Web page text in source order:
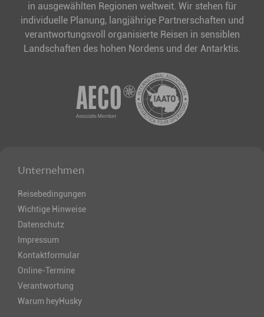
in ausgewählten Regionen weltweit. Wir stehen für
individuelle Planung, langjährige Partnerschaften und
verantwortungsvoll organisierte Reisen in sensiblen
Landschaften des hohen Nordens und der Antarktis.
Unternehmen
Reisebedingungen
Wichtige Hinweise
Datenschutz
Impressum
Kontaktformular
Online-Termine
Verantwortung
Warum heyHusky